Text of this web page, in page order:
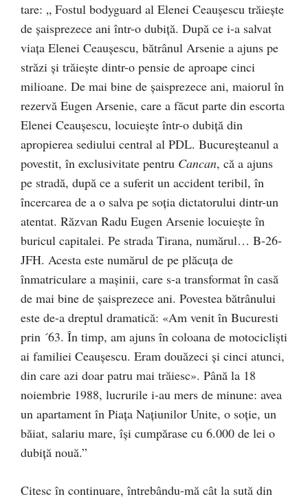
tare: „ Fostul bodyguard al Elenei Ceaușescu trăiește
de șaisprezece ani într-o dubiță. După ce i-a salvat
viața Elenei Ceaușescu, bătrânul Arsenie a ajuns pe
străzi și trăiește dintr-o pensie de aproape cinci
milioane. De mai bine de șaisprezece ani, maiorul în
rezervă Eugen Arsenie, care a făcut parte din escorta
Elenei Ceaușescu, locuiește într-o dubiță din
apropierea sediului central al PDL. Bucureșteanul a
povestit, în exclusivitate pentru Cancan, că a ajuns
pe stradă, după ce a suferit un accident teribil, în
încercarea de a o salva pe soția dictatorului dintr-un
atentat. Răzvan Radu Eugen Arsenie locuiește în
buricul capitalei. Pe strada Tirana, numărul… B-26-
JFH. Acesta este numărul de pe plăcuța de
înmatriculare a mașinii, care s-a transformat în casă
de mai bine de șaisprezece ani. Povestea bătrânului
este de-a dreptul dramatică: «Am venit în Bucuresti
prin ´63. În timp, am ajuns în coloana de motocicliști
ai familiei Ceaușescu. Eram douăzeci și cinci atunci,
din care azi doar patru mai trăiesc». Până la 18
noiembrie 1988, lucrurile i-au mers de minune: avea
un apartament în Piața Națiunilor Unite, o soție, un
băiat, salariu mare, își cumpărase cu 6.000 de lei o
dubiță nouă.”
Citesc în continuare, întrebându-mă cât la sută din